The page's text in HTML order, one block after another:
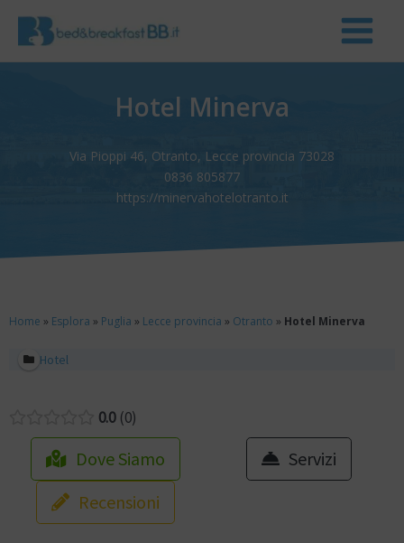
Hotel Minerva
Via Pioppi 46, Otranto, Lecce provincia 73028
0836 805877
https://minervahotelotranto.it
Home » Esplora » Puglia » Lecce provincia » Otranto » Hotel Minerva
Hotel
0.0 0
Dove Siamo
Servizi
Recensioni